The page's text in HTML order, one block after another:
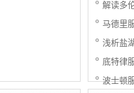
解读多
马德里
浅析盐
底特律
波士顿